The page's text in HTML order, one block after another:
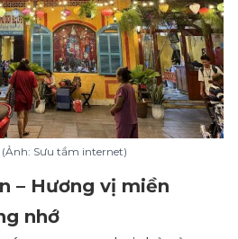
Sưu tầm internet)
– Hương vị miền
nhớ